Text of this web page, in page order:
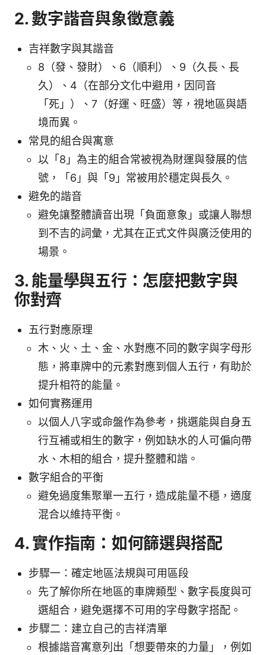
2. 數字諧音與象徵意義
吉祥數字與其諧音
8（發、發財）、6（順利）、9（久長、長
久）、4（在部分文化中避用，因同音
「死」）、7（好運、旺盛）等，視地區與語
境而異。
常見的組合與寓意
以「8」為主的組合常被視為財運與發展的信
號，「6」與「9」常被用於穩定與長久。
避免的諧音
避免讓整體讀音出現「負面意象」或讓人聯想
到不吉的詞彙，尤其在正式文件與廣泛使用的
場景。
3. 能量學與五行：怎麼把數字與
你對齊
五行對應原理
木、火、土、金、水對應不同的數字與字母形
態，將車牌中的元素對應到個人五行，有助於
提升相符的能量。
如何實務運用
以個人八字或命盤作為參考，挑選能與自身五
行互補或相生的數字，例如缺水的人可偏向帶
水、木相的組合，提升整體和諧。
數字組合的平衡
避免過度集聚單一五行，造成能量不穩，適度
混合以維持平衡。
4. 實作指南：如何篩選與搭配
步驟一：確定地區法規與可用區段
先了解你所在地區的車牌類型、數字長度與可
選組合，避免選擇不可用的字母數字搭配。
步驟二：建立自己的吉祥清單
根據諧音寓意列出「想要帶來的力量」，例如